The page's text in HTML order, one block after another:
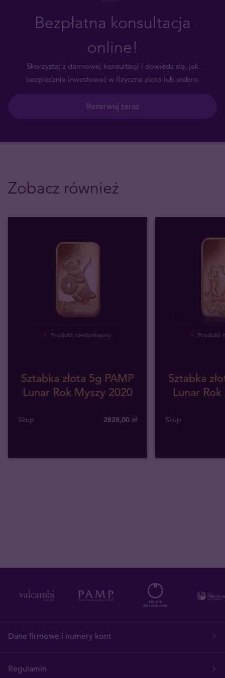
Bezpłatna konsultacja
online!
Skorzystaj z darmowej konsultacji i dowiedz się, jak
bezpiecznie inwestować w fizyczne złoto lub srebro.
Rezerwuj teraz
Zobacz również
Produkt niedostępny
Sztabka złota 5g PAMP
Lunar Rok Myszy 2020
Skup 2828,00 zł
Produkt
Sztabka
Lunar
Skup
Dane firmowe i numery kont
Regulamin